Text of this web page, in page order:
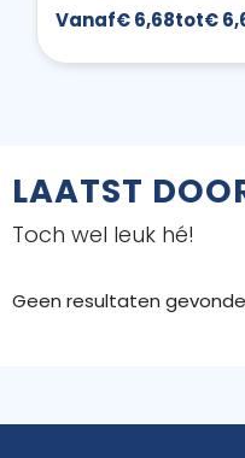
Vanaf€ 6,68tot€
LAATST
Toch wel leuk hé!
Geen resultaten